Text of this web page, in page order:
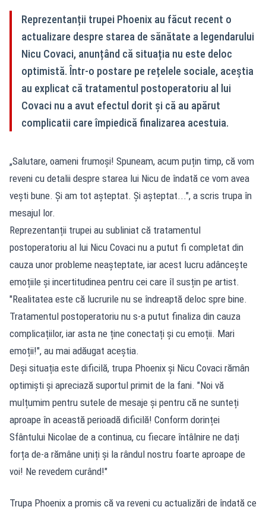
Reprezentanții trupei Phoenix au făcut recent o
actualizare despre starea de sănătate a legendarului
Nicu Covaci, anunțând că situația nu este deloc
optimistă. Într-o postare pe rețelele sociale, aceștia
au explicat că tratamentul postoperatoriu al lui
Covaci nu a avut efectul dorit și că au apărut
complicatii care împiedică finalizarea acestuia.
„Salutare, oameni frumoși! Spuneam, acum puțin timp, că vom
reveni cu detalii despre starea lui Nicu de îndată ce vom avea
vești bune. Și am tot așteptat. Și așteptat...", a scris trupa în
mesajul lor.
Reprezentanții trupei au subliniat că tratamentul
postoperatoriu al lui Nicu Covaci nu a putut fi completat din
cauza unor probleme neașteptate, iar acest lucru adâncește
emoțiile și incertitudinea pentru cei care îl susțin pe artist.
"Realitatea este că lucrurile nu se îndreaptă deloc spre bine.
Tratamentul postoperatoriu nu s-a putut finaliza din cauza
complicațiilor, iar asta ne ține conectați și cu emoții. Mari
emoții!", au mai adăugat aceștia.
Deși situația este dificilă, trupa Phoenix și Nicu Covaci rămân
optimiști și apreciază suportul primit de la fani. "Noi vă
mulțumim pentru sutele de mesaje și pentru că ne sunteți
aproape în această perioadă dificilă! Conform dorinței
Sfântului Nicolae de a continua, cu fiecare întâlnire ne dați
forța de-a rămâne uniți și la rândul nostru foarte aproape de
voi! Ne revedem curând!"
Trupa Phoenix a promis că va reveni cu actualizări de îndată ce